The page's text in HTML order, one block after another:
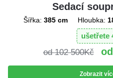
Sedací
Šířka: 385 cm Hloubka:
ušetřete
102 500Kč
Zobrazit